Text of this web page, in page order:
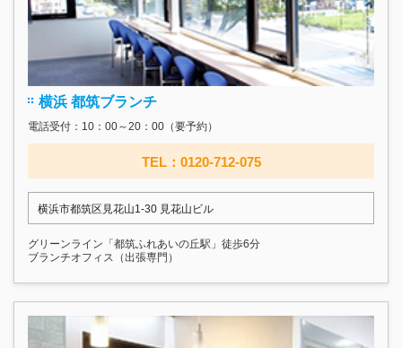
横浜 都筑ブランチ
電話受付：10：00～20：00（要予約）
TEL：0120-712-075
横浜市都筑区見花山1-30 見花山ビル
グリーンライン「都筑ふれあいの丘駅」徒歩6分
ブランチオフィス（出張専門）